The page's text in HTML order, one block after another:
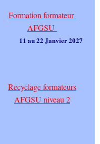
Formation formateur
AFGSU
11 au 22 Janvier 2027
Recyclage formateurs
AFGSU niveau 2